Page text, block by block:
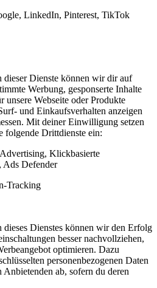
LinkedIn, Pinterest, TikTok
dieser Dienste können wir dir auf
Werbung, gesponserte Inhalte
unsere Webseite oder Produkte
und Einkaufsverhalten anzeigen
Mit deiner Einwilligung setzen
folgende Drittdienste ein:
Klickbasierte
Ads Defender
Tracking
dieses Dienstes können wir den Erfolg
besser nachvollziehen,
optimieren. Dazu
personenbezogenen Daten
ab, sofern du deren